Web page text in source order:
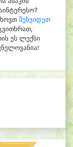
შეხვიდეთ
ეს ლექსი